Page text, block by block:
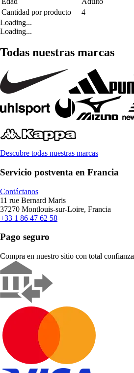
Cantidad por producto
4
Loading...
Loading...
Todas nuestras marcas
Descubre todas nuestras marcas
Servicio postventa en Francia
Contáctanos
11 rue Bernard Maris
37270 Montlouis-sur-Loire, Francia
+33 1 86 47 62 58
Pago seguro
Compra en nuestro sitio con total confianza